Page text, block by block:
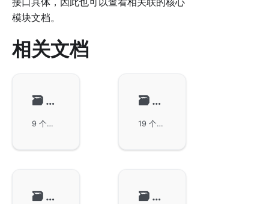
模块文档。
相关文档
🗃️ 数据结构
9 个项目
🗃️ 系统相关
19 个项目
🗃️ 文本处理 🗃️ 编码解码